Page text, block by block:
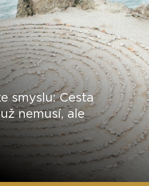
smyslu: Cesta
nemusí, ale